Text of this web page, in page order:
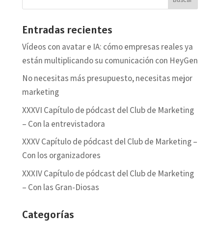
Entradas recientes
Vídeos con avatar e IA: cómo empresas reales ya
están multiplicando su comunicación con HeyGen
No necesitas más presupuesto, necesitas mejor
marketing
XXXVI Capítulo de pódcast del Club de Marketing
– Con la entrevistadora
XXXV Capítulo de pódcast del Club de Marketing –
Con los organizadores
XXXIV Capítulo de pódcast del Club de Marketing
– Con las Gran-Diosas
Categorías